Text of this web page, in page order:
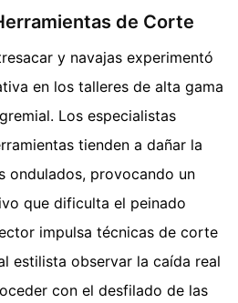
de Corte
y navajas experimentó
en los talleres de alta gama
Los especialistas
tienden a dañar la
ondulados, provocando un
que dificulta el peinado
impulsa técnicas de corte
estilista observar la caída real
con el desfilado de las